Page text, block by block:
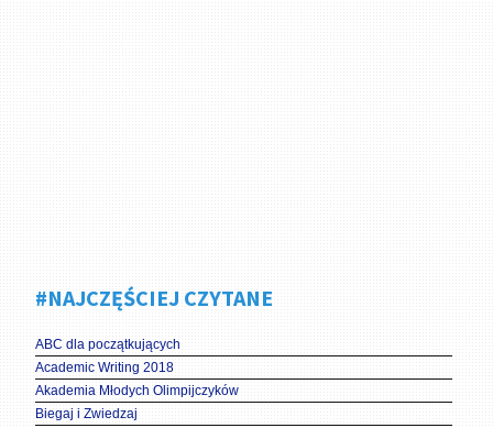
#NAJCZĘŚCIEJ CZYTANE
ABC dla początkujących
Academic Writing 2018
Akademia Młodych Olimpijczyków
Biegaj i Zwiedzaj